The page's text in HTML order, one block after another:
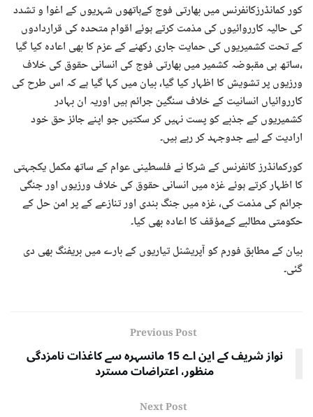
کور کمانڈرزکانفرنس میں بھارتی فوج کےہاتھوں شہریوں کے اغوا و تشدد
کی حالیہ کارروائیوں کی مذمت کرتے ہوئے اقوام متحدہ کی قراردادوں
کے تحت کشمیریوں کی حمایت جاری رکھنے کے عزم کا بھی اعادہ کیا گیا
،ساتھ ہی مقبوضہ کشمیر میں بھارتی فوج کی انسانی حقوق کی خلاف
ورزیوں پر تشویش کا اظہار کیا گیا، بیان میں کہا گیا ہے کہ اس طرح کی
کارروائیاں انسانیت کے خلاف سنگین جرائم ہیں اوریہ ان بہادر
کشمیریوں کے جذبے کو پست نہیں کر سکتیں جو اپنے جائز حق خود
ارادیت کے لیے جدوجہد کر رہے ہیں۔
کورکمانڈرز کانفرنس کے شرکا نے فلسطینی عوام کے ساتھ مکمل یکجہتی
کا اظہار کرتے ہوئے غزہ میں انسانی حقوق کی خلاف ورزیوں اور جنگی
جرائم کی مذمت کی، غزہ میں جنگ بندی اور تنازعے کے پر امن حل کے
حکومتی مطالبے کےمؤقف کا اعادہ بھی کیا۔
بیان کے مطابق فورم کو آپریشنل تیاریوں کے بارے میں بریفنگ بھی دی
گئی۔
Previous Post
نواز شریف کے این اے 15 مانسہرہ سے کاغذات نامزدگی
منظور، اعتراضات مسترد
Next Post